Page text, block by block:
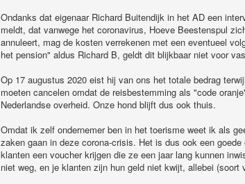
Ondanks dat eigenaar Richard Buitendijk in het AD een
meldt, dat vanwege het coronavirus, Hoeve Beestenspul
annuleert, mag de kosten verrekenen met een eventueel
het pension" aldus Richard B, geldt dit blijkbaar niet voor
Op 17 augustus 2020 eist hij van ons het totale bedrag
moeten cancelen omdat de reisbestemming als "code
Nederlandse overheid. Onze hond blijft dus ook thuis.
Omdat ik zelf ondernemer ben in het toerisme weet ik als
zaken gaan in deze corona-crisis. Het is dus ook een
klanten een voucher krijgen die ze een jaar lang kunnen
niet weg, en je klanten zijn hun geld niet kwijt, allebei (soort